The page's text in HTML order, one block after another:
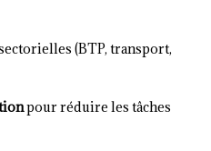
(BTP, transport,
pour réduire les tâches